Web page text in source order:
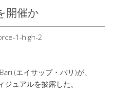
開催か
(エイサップ・バリ)が、
ジュアルを披露した。